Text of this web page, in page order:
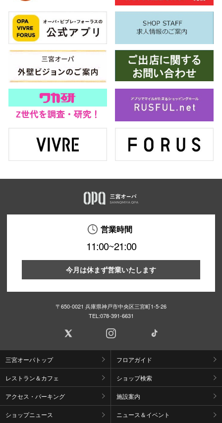
営業時間
11:00~21:00
今月は休まず営業いたします
〒650-0021 兵庫県神戸市中央区三宮町1-5-26
TEL:078-391-6631
三宮オーパトップ フロアガイド
レストラン＆カフェ ショップ検索
アクセス・パーキング 施設案内
ショップニュース ニュース＆イベント